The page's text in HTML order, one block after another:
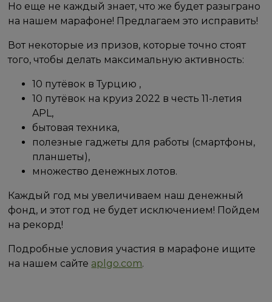
Но еще не каждый знает, что же будет разыграно
на нашем марафоне! Предлагаем это исправить!
Вот некоторые из призов, которые точно стоят
того, чтобы делать максимальную активность:
10 путёвок в Турцию ,
10 путёвок на круиз 2022 в честь 11-летия
APL,
бытовая техника,
полезные гаджеты для работы (смартфоны,
планшеты),
множество денежных лотов.
Каждый год мы увеличиваем наш денежный
фонд, и этот год не будет исключением! Пойдем
на рекорд!
Подробные условия участия в марафоне ищите
на нашем сайте aplgo.com.